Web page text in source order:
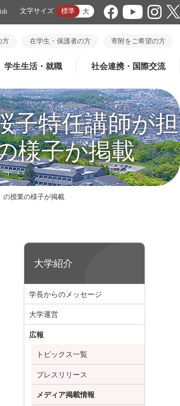
文字サイズ 標準 大
方 在学生・保護者の方 寄附をご希望の方
学生生活・就職 社会連携・国際交流
子特任講師が担
様子が掲載
の授業の様子が掲載
大学紹介
学長からのメッセージ
大学運営
広報
トピックス一覧
プレスリリース
メディア掲載情報